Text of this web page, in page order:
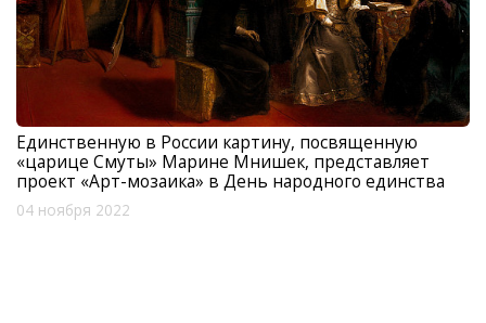
Единственную в России картину, посвященную
«царице Смуты» Марине Мнишек, представляет
проект «Арт-мозаика» в День народного единства
04 ноября 2022